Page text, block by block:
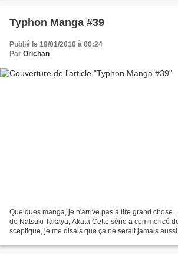
Typhon Manga #39
Publié le 19/01/2010 à 00:24
Par Orichan
Quelques manga, je n'arrive pas à lire grand
de Natsuki Takaya, Akata Cette série a commencé
sceptique, je me disais que ça ne serait jamais aussi